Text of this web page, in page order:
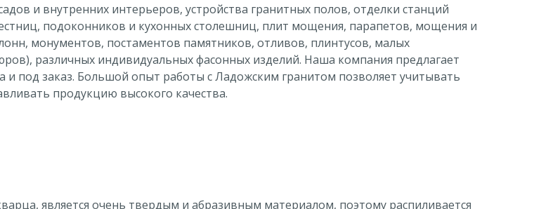
и внутренних интерьеров, устройства гранитных полов, отделки станций
подоконников и кухонных столешниц, плит мощения, парапетов, мощения и
монументов, постаментов памятников, отливов, плинтусов, малых
различных индивидуальных фасонных изделий. Наша компания предлагает
и под заказ. Большой опыт работы с Ладожским гранитом позволяет учитывать
продукцию высокого качества.
является очень твердым и абразивным материалом, поэтому распиливается